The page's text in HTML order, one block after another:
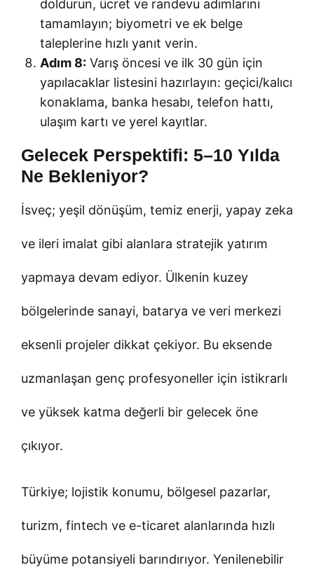
doldurun, ücret ve randevu adımlarını
tamamlayın; biyometri ve ek belge
taleplerine hızlı yanıt verin.
Adım 8: Varış öncesi ve ilk 30 gün için
yapılacaklar listesini hazırlayın: geçici/kalıcı
konaklama, banka hesabı, telefon hattı,
ulaşım kartı ve yerel kayıtlar.
Gelecek Perspektifi: 5–10 Yılda
Ne Bekleniyor?
İsveç; yeşil dönüşüm, temiz enerji, yapay zeka
ve ileri imalat gibi alanlara stratejik yatırım
yapmaya devam ediyor. Ülkenin kuzey
bölgelerinde sanayi, batarya ve veri merkezi
eksenli projeler dikkat çekiyor. Bu eksende
uzmanlaşan genç profesyoneller için istikrarlı
ve yüksek katma değerli bir gelecek öne
çıkıyor.
Türkiye; lojistik konumu, bölgesel pazarlar,
turizm, fintech ve e-ticaret alanlarında hızlı
büyüme potansiyeli barındırıyor. Yenilenebilir